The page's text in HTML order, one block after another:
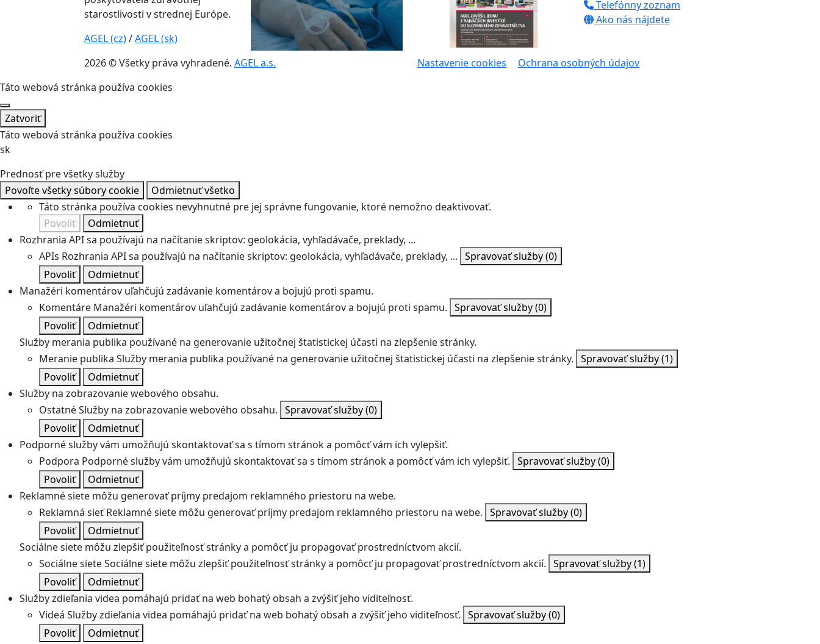
starostlivosti v strednej Európe.
AGEL (cz)/AGEL (sk)
Telefónny zoznam
Ako nás nájdete
2026 © Všetky práva vyhradené. AGEL a.s. Nastavenie cookies
Ochrana osobných údajov
Táto webová stránka používa cookies
Zatvoriť
Táto webová stránka používa cookies
sk
Prednosť pre všetky služby
Povoľte všetky súbory cookie
Odmietnuť všetko
Táto stránka používa cookies nevyhnutné pre jej správne fungovanie, ktoré nemožno deaktivovať.
Povoliť
Odmietnuť
Rozhrania API sa používajú na načítanie skriptov: geolokácia, vyhľadávače, preklady, ...
APIs Rozhrania API sa používajú na načítanie skriptov: geolokácia, vyhľadávače, preklady, ... Spravovať služby(0)
Povoliť
Odmietnuť
Manažéri komentárov uľahčujú zadávanie komentárov a bojujú proti spamu.
Komentáre Manažéri komentárov uľahčujú zadávanie komentárov a bojujú proti spamu. Spravovať služby(0)
Povoliť
Odmietnuť
Služby merania publika používané na generovanie užitočnej štatistickej účasti na zlepšenie stránky.
Meranie publika Služby merania publika používané na generovanie užitočnej štatistickej účasti na zlepšenie stránky. Spravovať služby(1)
Povoliť
Odmietnuť
Služby na zobrazovanie webového obsahu.
OstatnéSlužby na zobrazovanie webového obsahu. Spravovať služby(0)
Povoliť
Odmietnuť
Podporné služby vám umožňujú skontaktovať sa s tímom stránok a pomôcť vám ich vylepšiť.
Podpora Podporné služby vám umožňujú skontaktovať sa s tímom stránok a pomôcť vám ich vylepšiť. Spravovať služby(0)
Povoliť
Odmietnuť
Reklamné siete môžu generovať príjmy predajom reklamného priestoru na webe.
Reklamná sieť Reklamné siete môžu generovať príjmy predajom reklamného priestoru na webe. Spravovať služby(0)
Povoliť
Odmietnuť
Sociálne siete môžu zlepšiť použiteľnosť stránky a pomôcť ju propagovať prostredníctvom akcií.
Sociálne sieteSociálne siete môžu zlepšiť použiteľnosť stránky a pomôcť ju propagovať prostredníctvom akcií. Spravovať služby(1)
Povoliť
Odmietnuť
Služby zdieľania videa pomáhajú pridať na web bohatý obsah a zvýšiť jeho viditeľnosť.
Videá Služby zdieľania videa pomáhajú pridať na web bohatý obsah a zvýšiť jeho viditeľnosť. Spravovať služby(0)
Povoliť
Odmietnuť